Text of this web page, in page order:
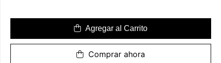
Agregar al Carrito
Comprar ahora